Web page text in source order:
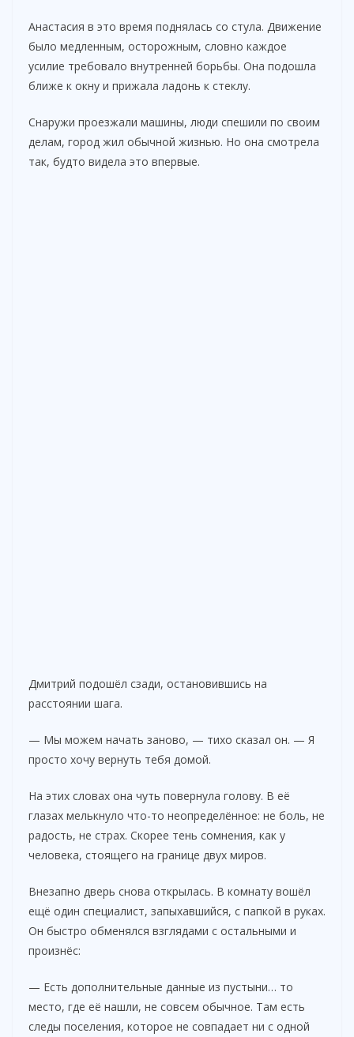
Анастасия в это время поднялась со стула. Движение
было медленным, осторожным, словно каждое
усилие требовало внутренней борьбы. Она подошла
ближе к окну и прижала ладонь к стеклу.
Снаружи проезжали машины, люди спешили по своим
делам, город жил обычной жизнью. Но она смотрела
так, будто видела это впервые.
Дмитрий подошёл сзади, остановившись на
расстоянии шага.
— Мы можем начать заново, — тихо сказал он. — Я
просто хочу вернуть тебя домой.
На этих словах она чуть повернула голову. В её
глазах мелькнуло что-то неопределённое: не боль, не
радость, не страх. Скорее тень сомнения, как у
человека, стоящего на границе двух миров.
Внезапно дверь снова открылась. В комнату вошёл
ещё один специалист, запыхавшийся, с папкой в руках.
Он быстро обменялся взглядами с остальными и
произнёс:
— Есть дополнительные данные из пустыни… то
место, где её нашли, не совсем обычное. Там есть
следы поселения, которое не совпадает ни с одной